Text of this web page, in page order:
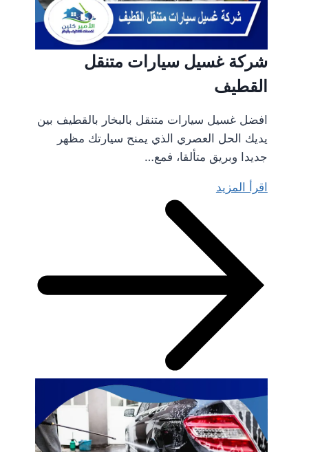
شركة غسيل سيارات متنقل
القطيف
افضل غسيل سيارات متنقل بالبخار بالقطيف بين
يديك الحل العصري الذي يمنح سيارتك مظهر
جديدا وبريق متألقا، فمع…
اقرأ المزيد